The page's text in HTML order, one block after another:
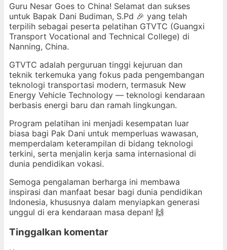
Guru Nesar Goes to China! Selamat dan sukses
untuk Bapak Dani Budiman, S.Pd 🎉 yang telah
terpilih sebagai peserta pelatihan GTVTC (Guangxi
Transport Vocational and Technical College) di
Nanning, China.
GTVTC adalah perguruan tinggi kejuruan dan
teknik terkemuka yang fokus pada pengembangan
teknologi transportasi modern, termasuk New
Energy Vehicle Technology — teknologi kendaraan
berbasis energi baru dan ramah lingkungan.
Program pelatihan ini menjadi kesempatan luar
biasa bagi Pak Dani untuk memperluas wawasan,
memperdalam keterampilan di bidang teknologi
terkini, serta menjalin kerja sama internasional di
dunia pendidikan vokasi.
Semoga pengalaman berharga ini membawa
inspirasi dan manfaat besar bagi dunia pendidikan
Indonesia, khususnya dalam menyiapkan generasi
unggul di era kendaraan masa depan! 🙌
Tinggalkan komentar